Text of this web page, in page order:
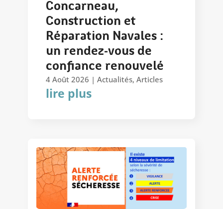
Concarneau,
Construction et
Réparation Navales :
un rendez-vous de
confiance renouvelé
4 Août 2026 | Actualités, Articles
lire plus